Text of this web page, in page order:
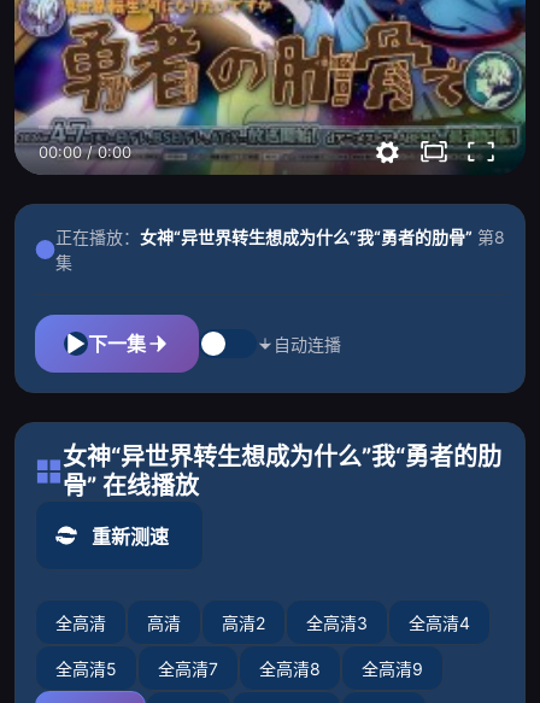
00:00/0:00
正在播放： 女神“异世界转生想成为什么”我“勇者的肋骨” 第8
集
下一集 自动连播
女神“异世界转生想成为什么”我“勇者的肋
骨” 在线播放
重新测速
全高清 高清 高清2 全高清3 全高清4
全高清5 全高清7 全高清8 全高清9